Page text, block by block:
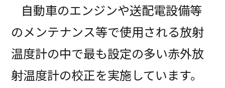
自動車のエンジンや送配電設備等
のメンテナンス等で使用される放射
温度計の中で最も設定の多い赤外放
射温度計の校正を実施しています。